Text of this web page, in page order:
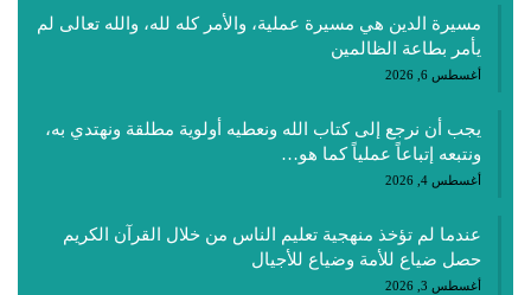
مسيرة الدين هي مسيرة عملية، والأمر كله لله، والله تعالى لم
يأمر بطاعة الظالمين
أغسطس 6, 2026
يجب أن نرجع إلى كتاب الله ونعطيه أولوية مطلقة ونهتدي به،
ونتبعه إتباعاً عملياً كما هو…
أغسطس 4, 2026
عندما لم تؤخذ منهجية تعليم الناس من خلال القرآن الكريم
حصل ضياع للأمة وضياع للأجيال
أغسطس 3, 2026